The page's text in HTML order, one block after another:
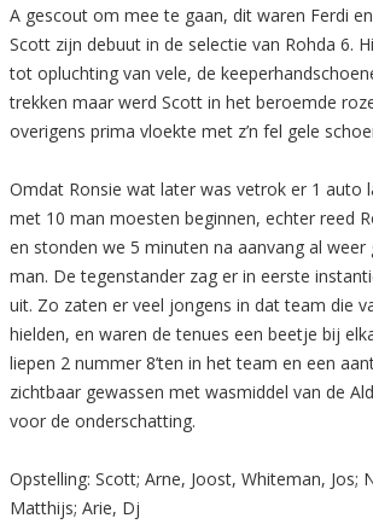
A gescout om mee te gaan, dit waren Ferdi
Scott zijn debuut in de selectie van Rohda 6.
tot opluchting van vele, de
trekken maar werd Scott in het beroemde
overigens prima vloekte met z’n fel gele
Omdat Ronsie wat later was vetrok er 1 auto
met 10 man moesten beginnen, echter reed
en stonden we 5 minuten na aanvang al weer
man. De tegenstander zag er in eerste
uit. Zo zaten er veel jongens in dat team die
hielden, en waren de tenues een beetje bij
liepen 2 nummer 8’ten in het team en een
zichtbaar gewassen met wasmiddel van de
voor de onderschatting.
Opstelling: Scott; Arne, Joost, Whiteman, Jos;
Matthijs; Arie, Dj